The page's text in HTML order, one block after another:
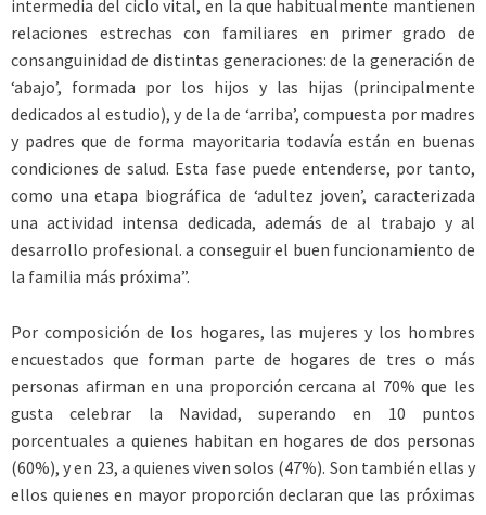
intermedia del ciclo vital, en la que habitualmente mantienen
relaciones estrechas con familiares en primer grado de
consanguinidad de distintas generaciones: de la generación de
‘abajo’, formada por los hijos y las hijas (principalmente
dedicados al estudio), y de la de ‘arriba’, compuesta por madres
y padres que de forma mayoritaria todavía están en buenas
condiciones de salud. Esta fase puede entenderse, por tanto,
como una etapa biográfica de ‘adultez joven’, caracterizada
una actividad intensa dedicada, además de al trabajo y al
desarrollo profesional. a conseguir el buen funcionamiento de
la familia más próxima”.
Por composición de los hogares, las mujeres y los hombres
encuestados que forman parte de hogares de tres o más
personas afirman en una proporción cercana al 70% que les
gusta celebrar la Navidad, superando en 10 puntos
porcentuales a quienes habitan en hogares de dos personas
(60%), y en 23, a quienes viven solos (47%). Son también ellas y
ellos quienes en mayor proporción declaran que las próximas